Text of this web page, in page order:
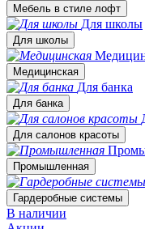
Мебель в стиле лофт
Для школы
Для школы
Медицинская
Для банка
Для банка
Для салонов красоты
Промышленная
Гардеробные системы
В наличии